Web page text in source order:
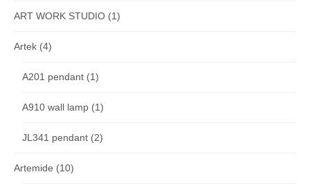
ART WORK STUDIO (1)
Artek (4)
A201 pendant (1)
A910 wall lamp (1)
JL341 pendant (2)
Artemide (10)